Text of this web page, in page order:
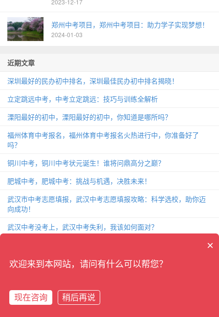
2023-12-17
郑州中考项目，郑州中考项目：助力学子实现梦想！
2024-01-03
近期文章
深圳最好的民办初中排名，深圳最佳民办初中排名揭晓！
立定跳远中考，中考立定跳远：技巧与训练全解析
溧阳最好的初中，溧阳最好的初中，你知道是哪所吗？
福州体育中考报名，福州体育中考报名火热进行中，你准备好了
吗？
铜川中考，铜川中考状元诞生！谁将问鼎高分之巅？
肥城中考，肥城中考：挑战与机遇，决胜未来！
武汉市中考志愿填报，武汉中考志愿填报攻略：科学选校，助你迈
向成功！
武汉中考没考上，武汉中考失利，我该如何面对？
杭州中考2018，杭州中考2018：考题分析、备考攻略和成绩解读
Copyright ©中考资讯网-三石的日记分享
×
欢迎来到本网站，请问有什么可以帮您？
现在咨询
稍后再说
在线咨询